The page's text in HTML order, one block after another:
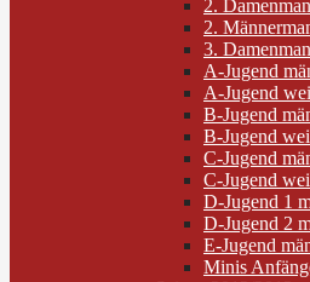
2.
2.
3.
A-Jugend
A-Jugend
B-Jugend
B-Jugend
C-Jugend
C-Jugend
D-Jugend 1
D-Jugend 2
E-Jugend
Minis